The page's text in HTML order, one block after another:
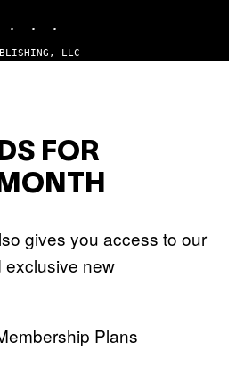
LLC
FOR
gives you access to our
exclusive new
Plans